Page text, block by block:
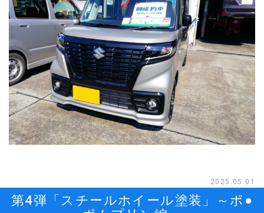
2025.05.01
第4弾「スチールホイール塗装」～ポ●